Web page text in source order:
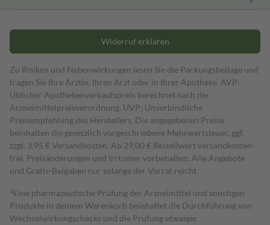
Widerruf erklären
Zu Risiken und Nebenwirkungen lesen Sie die Packungsbeilage und
fragen Sie Ihre Ärztin, Ihren Arzt oder in Ihrer Apotheke. AVP:
Üblicher Apothekenverkaufspreis berechnet nach der
Arzneimittelpreisverordnung. UVP: Unverbindliche
Preisempfehlung des Herstellers. Die angegebenen Preise
beinhalten die gesetzlich vorgeschriebene Mehrwertsteuer, ggf.
zzgl. 3,95 € Versandkosten. Ab 29,00 € Bestell­wert versand­kosten­
frei. Preisänderungen und Irrtümer vorbehalten. Alle Angebote
und Gratis-Beigaben nur solange der Vorrat reicht.
1 Eine pharmazeutische Prüfung der Arzneimittel und sonstigen
Produkte in deinem Warenkorb beinhaltet die Durchführung von
Wechselwirkungschecks und die Prüfung etwaiger